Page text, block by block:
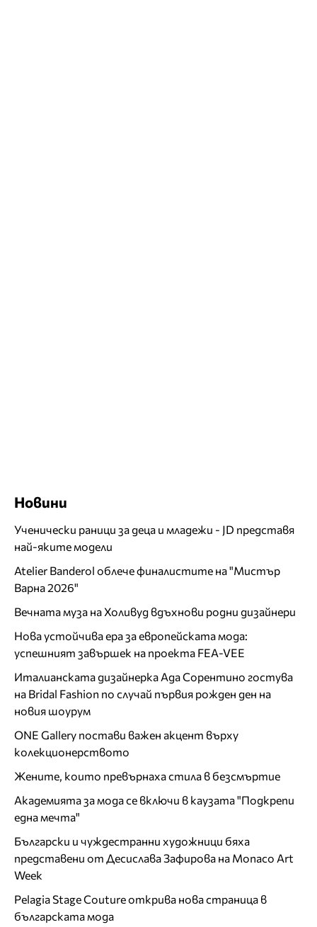
Новини
Ученически раници за деца и младежи - JD представя
най-яките модели
Atelier Banderol облече финалистите на "Мистър
Варна 2026"
Вечната муза на Холивуд вдъхнови родни дизайнери
Нова устойчива ера за европейската мода:
успешният завършек на проекта FEA-VEE
Италианската дизайнерка Ада Сорентино гостува
на Bridal Fashion по случай първия рожден ден на
новия шоурум
ONE Gallery постави важен акцент върху
колекционерството
Жените, които превърнаха стила в безсмъртие
Академията за мода се включи в каузата "Подкрепи
една мечта"
Български и чуждестранни художници бяха
представени от Десислава Зафирова на Monaco Art
Week
Pelagia Stage Couture открива нова страница в
българската мода